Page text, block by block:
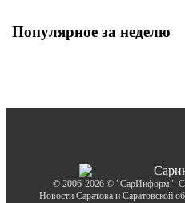
Популярное за неделю
© 2006-2026 © "СарИнформ".
Новости Саратова и Саратовской